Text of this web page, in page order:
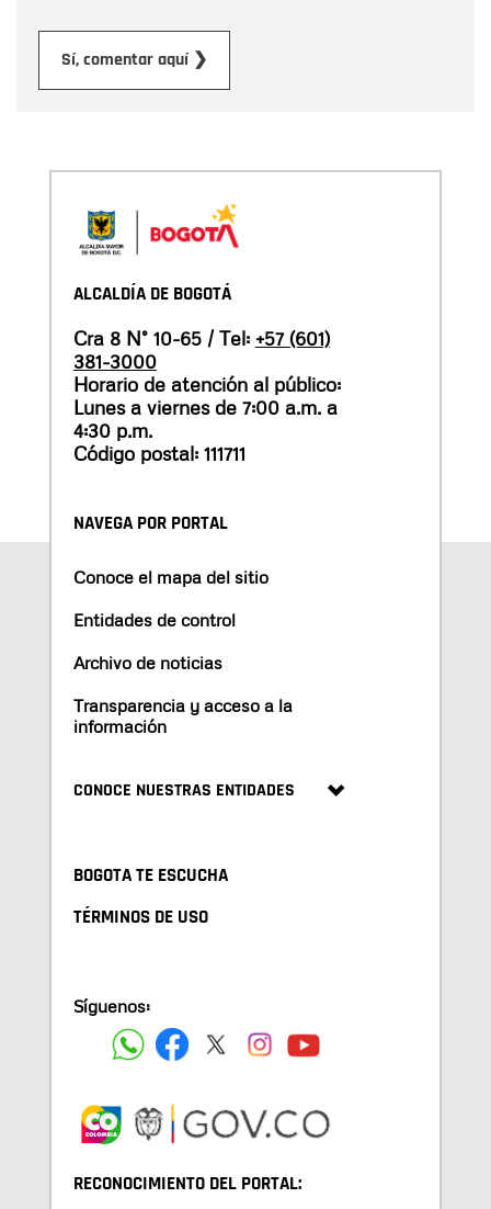
Sí, comentar aquí ❯
ALCALDÍA DE BOGOTÁ
Cra 8 N° 10-65 / Tel: +57 (601)
381-3000
Horario de atención al público:
Lunes a viernes de 7:00 a.m. a
4:30 p.m.
Código postal: 111711
NAVEGA POR PORTAL
Conoce el mapa del sitio
Entidades de control
Archivo de noticias
Transparencia y acceso a la
información
CONOCE NUESTRAS ENTIDADES
BOGOTA TE ESCUCHA
TÉRMINOS DE USO
Síguenos:
RECONOCIMIENTO DEL PORTAL: